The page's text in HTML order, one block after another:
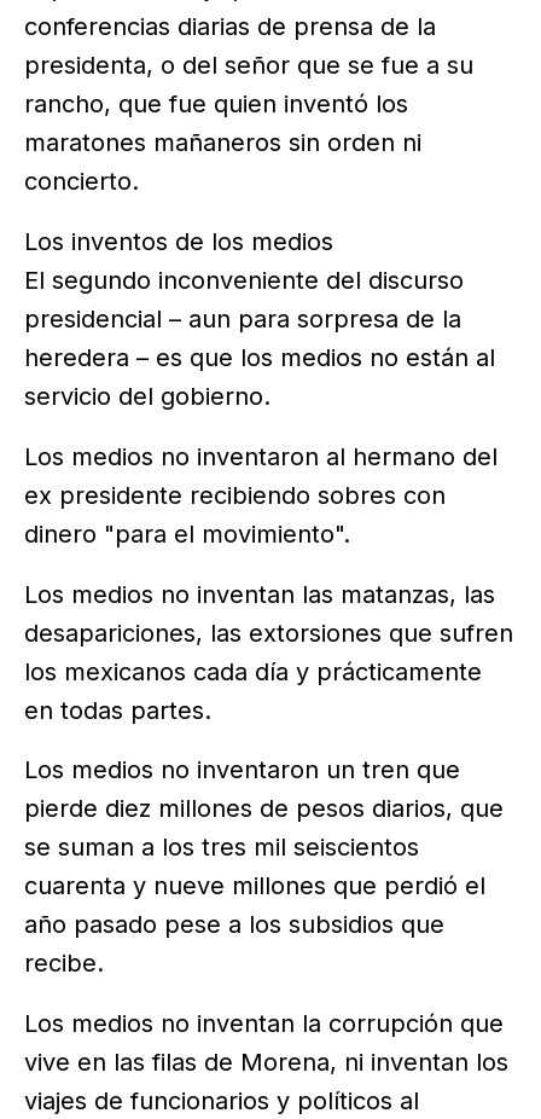
conferencias diarias de prensa de la
presidenta, o del señor que se fue a su
rancho, que fue quien inventó los
maratones mañaneros sin orden ni
concierto.
Los inventos de los medios
El segundo inconveniente del discurso
presidencial – aun para sorpresa de la
heredera – es que los medios no están al
servicio del gobierno.
Los medios no inventaron al hermano del
ex presidente recibiendo sobres con
dinero "para el movimiento".
Los medios no inventan las matanzas, las
desapariciones, las extorsiones que sufren
los mexicanos cada día y prácticamente
en todas partes.
Los medios no inventaron un tren que
pierde diez millones de pesos diarios, que
se suman a los tres mil seiscientos
cuarenta y nueve millones que perdió el
año pasado pese a los subsidios que
recibe.
Los medios no inventan la corrupción que
vive en las filas de Morena, ni inventan los
viajes de funcionarios y políticos al